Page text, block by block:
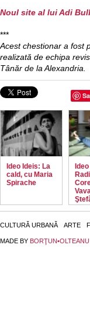
Noul site al lui Adi
***
Acest chestionar a fost
realizată de echipa
Tânăr de la Alexandria.
Ideo Ideis: La
cald, cu Maria
Spirache
CULTURĂ URBANĂ ARTE
MADE BY BORŢUN•OLTEANU